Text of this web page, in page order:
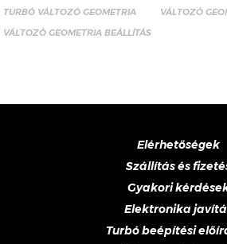
TURBÓ VÁLTOZÓ GEOMETRIA
VÁLTOZÓ
VÁLTOZÓ GEOMETRIA BEÁLLÍTÁS
Elérhetőségek
Szállítás és
Gyakori
Elektronika
Turbó beépítési